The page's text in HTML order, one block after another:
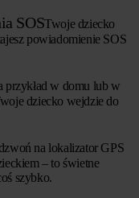
SOSTwoje dziecko
powiadomienie SOS
przykład w domu lub w
dziecko wejdzie do
na lokalizator GPS
– to świetne
szybko.